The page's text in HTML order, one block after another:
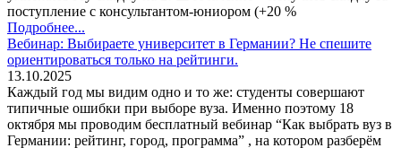
поступление с консультантом-юниором (+20 %
Подробнее...
Вебинар: Выбираете университет в Германии? Не спешите
ориентироваться только на рейтинги.
13.10.2025
Каждый год мы видим одно и то же: студенты совершают
типичные ошибки при выборе вуза. Именно поэтому 18
октября мы проводим бесплатный вебинар “Как выбрать вуз в
Германии: рейтинг, город, программа” , на котором разберём